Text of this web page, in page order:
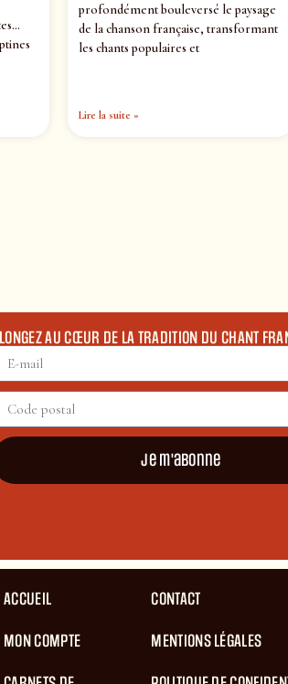
profondément bouleversé le paysage
de la chanson française, transformant
les chants populaires et
Lire la suite »
AU CŒUR DE LA TRADITION DU CHANT
Je m'abonne
ACCUEIL
MON COMPTE
CONTACT
MENTIONS LÉGALES